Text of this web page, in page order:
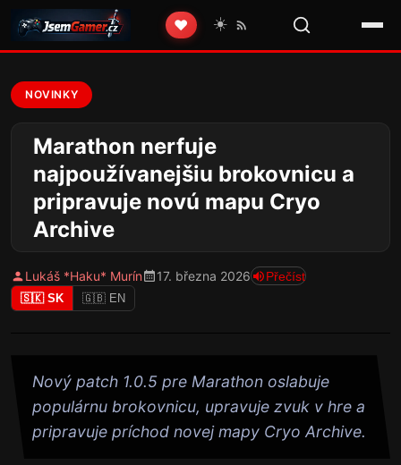
❤️ ☀️
NOVINKY
Marathon nerfuje
najpoužívanejšiu brokovnicu a
pripravuje novú mapu Cryo
Archive
Lukáš *Haku* Murín 17. března 2026 Přečíst
🇸🇰 SK 🇬🇧 EN
Nový patch 1.0.5 pre Marathon oslabuje
populárnu brokovnicu, upravuje zvuk v hre a
pripravuje príchod novej mapy Cryo Archive.